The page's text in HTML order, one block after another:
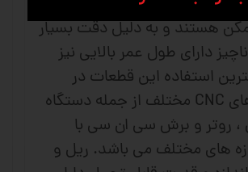
. این قطعات صنعتی دارای بالا
هستند و به دلیل دقت بسیار
دارای طول عمر بالایی نیز
استفاده این قطعات در
محور دستگاه های CNC مختلف از جمله دستگاه
، روتر و برش سی ان سی با
های مختلف می باشد. ریل و